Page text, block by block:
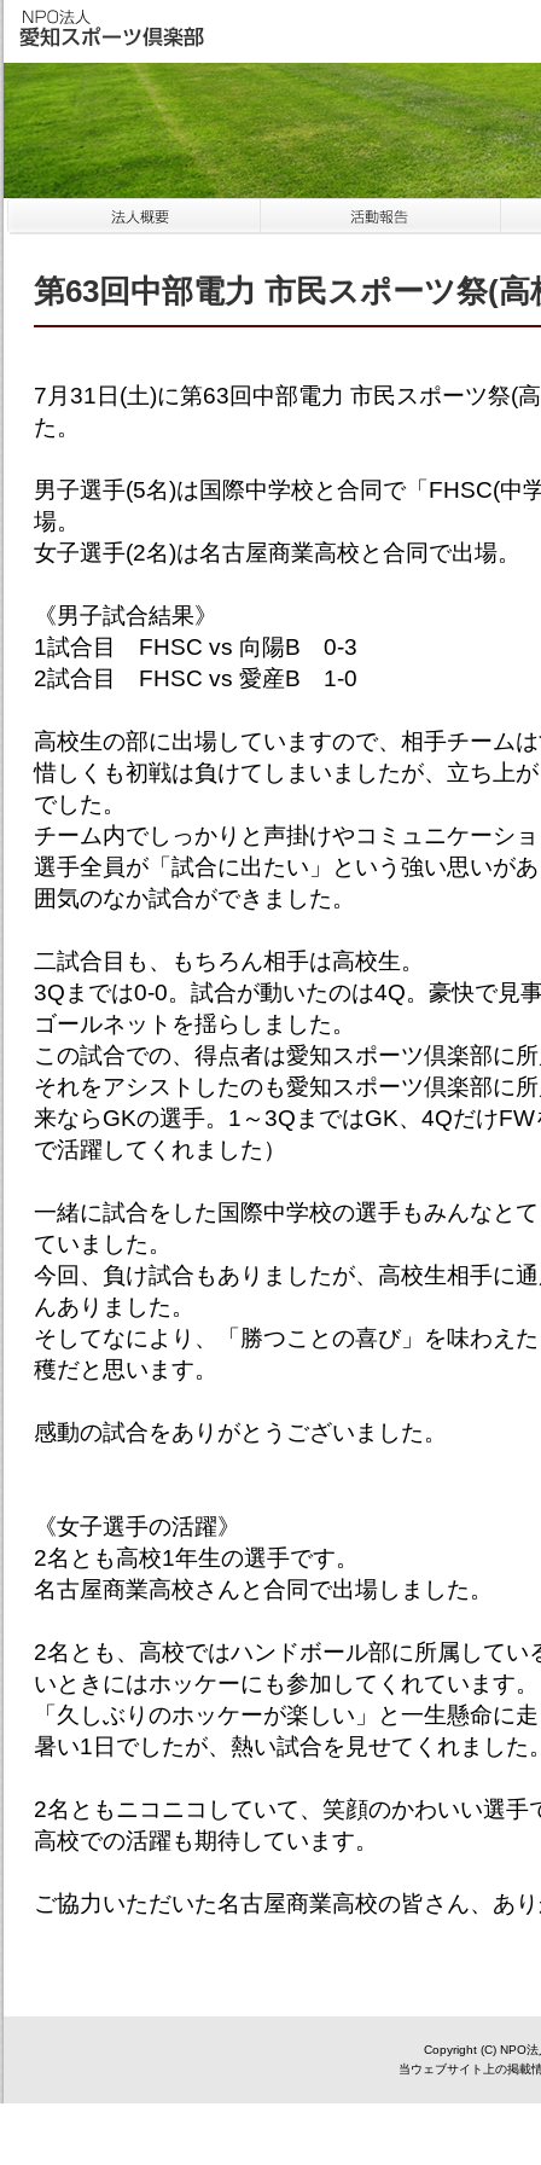
第63回中部電力 市民スポーツ祭(
7月31日(土)に第63回中部電力 市民スポーツ祭(
た。
男子選手(5名)は国際中学校と合同で「FHSC(中
場。
女子選手(2名)は名古屋商業高校と合同で出場。
《男子試合結果》
1試合目 FHSC vs 向陽B 0-3
2試合目 FHSC vs 愛産B 1-0
高校生の部に出場していますので、相手チーム
惜しくも初戦は負けてしまいましたが、立ち上
でした。
チーム内でしっかりと声掛けやコミュニケーシ
選手全員が「試合に出たい」という強い思いが
囲気のなか試合ができました。
二試合目も、もちろん相手は高校生。
3Qまでは0-0。試合が動いたのは4Q。豪快で見
ゴールネットを揺らしました。
この試合での、得点者は愛知スポーツ倶楽部に
それをアシストしたのも愛知スポーツ倶楽部に
来ならGKの選手。1～3QまではGK、4Qだけ
で活躍してくれました）
一緒に試合をした国際中学校の選手もみんなと
ていました。
今回、負け試合もありましたが、高校生相手に
んありました。
そしてなにより、「勝つことの喜び」を味わえ
穫だと思います。
感動の試合をありがとうございました。
《女子選手の活躍》
2名とも高校1年生の選手です。
名古屋商業高校さんと合同で出場しました。
2名とも、高校ではハンドボール部に所属してい
いときにはホッケーにも参加してくれています。
「久しぶりのホッケーが楽しい」と一生懸命に
暑い1日でしたが、熱い試合を見せてくれました
2名ともニコニコしていて、笑顔のかわいい選手
高校での活躍も期待しています。
ご協力いただいた名古屋商業高校の皆さん、あ
Copyright (C) NPO
当ウェブサイト上の掲載